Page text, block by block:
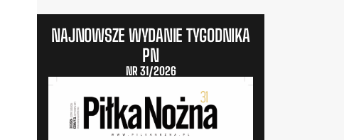
NAJNOWSZE WYDANIE TYGODNIKA
PN
NR 31/2026